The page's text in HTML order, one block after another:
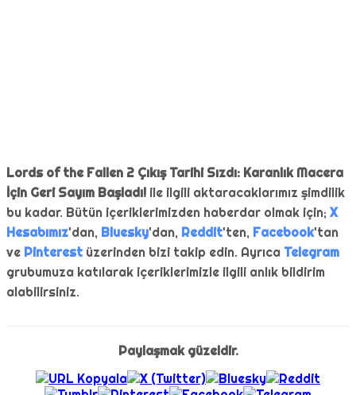
Lords of the Fallen 2 Çıkış Tarihi Sızdı: Karanlık Macera
İçin Geri Sayım Başladı! ile ilgili aktaracaklarımız şimdilik
bu kadar. Bütün içeriklerimizden haberdar olmak için; X
Hesabımız'dan, Bluesky'dan, Reddit'ten, Facebook'tan
ve Pinterest üzerinden bizi takip edin. Ayrıca Telegram
grubumuza katılarak içeriklerimizle ilgili anlık bildirim
alabilirsiniz.
Paylaşmak güzeldir.